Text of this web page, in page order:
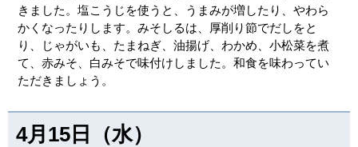
きました。塩こうじを使うと、うまみが増したり、やわら
かくなったりします。みそしるは、厚削り節でだしをと
り、じゃがいも、たまねぎ、油揚げ、わかめ、小松菜を煮
て、赤みそ、白みそで味付けしました。和食を味わってい
ただきましょう。
4月15日（水）